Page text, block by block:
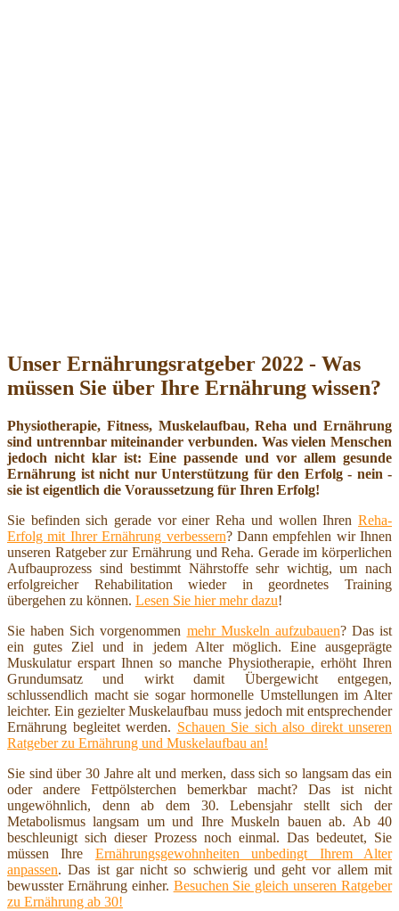
Unser Ernährungsratgeber 2022 - Was
müssen Sie über Ihre Ernährung wissen?
Physiotherapie, Fitness, Muskelaufbau, Reha und Ernährung
sind untrennbar miteinander verbunden. Was vielen Menschen
jedoch nicht klar ist: Eine passende und vor allem gesunde
Ernährung ist nicht nur Unterstützung für den Erfolg - nein -
sie ist eigentlich die Voraussetzung für Ihren Erfolg!
Sie befinden sich gerade vor einer Reha und wollen Ihren Reha-
Erfolg mit Ihrer Ernährung verbessern? Dann empfehlen wir Ihnen
unseren Ratgeber zur Ernährung und Reha. Gerade im körperlichen
Aufbauprozess sind bestimmt Nährstoffe sehr wichtig, um nach
erfolgreicher Rehabilitation wieder in geordnetes Training
übergehen zu können. Lesen Sie hier mehr dazu!
Sie haben Sich vorgenommen mehr Muskeln aufzubauen? Das ist
ein gutes Ziel und in jedem Alter möglich. Eine ausgeprägte
Muskulatur erspart Ihnen so manche Physiotherapie, erhöht Ihren
Grundumsatz und wirkt damit Übergewicht entgegen,
schlussendlich macht sie sogar hormonelle Umstellungen im Alter
leichter. Ein gezielter Muskelaufbau muss jedoch mit entsprechender
Ernährung begleitet werden. Schauen Sie sich also direkt unseren
Ratgeber zu Ernährung und Muskelaufbau an!
Sie sind über 30 Jahre alt und merken, dass sich so langsam das ein
oder andere Fettpölsterchen bemerkbar macht? Das ist nicht
ungewöhnlich, denn ab dem 30. Lebensjahr stellt sich der
Metabolismus langsam um und Ihre Muskeln bauen ab. Ab 40
beschleunigt sich dieser Prozess noch einmal. Das bedeutet, Sie
müssen Ihre Ernährungsgewohnheiten unbedingt Ihrem Alter
anpassen. Das ist gar nicht so schwierig und geht vor allem mit
bewusster Ernährung einher. Besuchen Sie gleich unseren Ratgeber
zu Ernährung ab 30!